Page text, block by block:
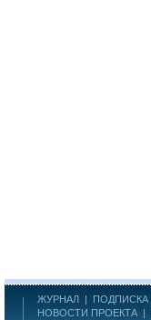
ЖУРНАЛ | ПОДПИСКА
НОВОСТИ ПРОЕКТА |